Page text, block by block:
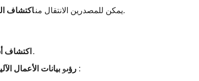
مع Saleai ، يمكن للمصدرين الانتقال مناكتشاف - كل شيء في سير عمل سلس.
اكتشاف هو مفتاح الحفاظ على المنافسة في التجارة العالمية.
TradeLink AI رؤىو بيانات الأعمال
، يمكن للمصدرين: